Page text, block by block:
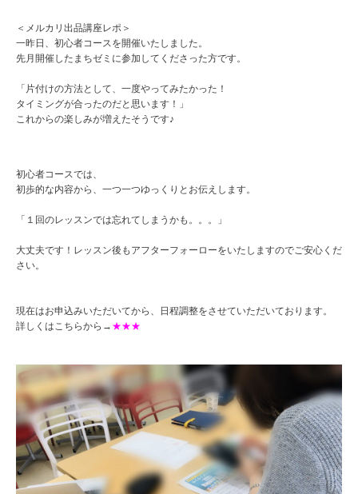
＜メルカリ出品講座レポ＞
一昨日、初心者コースを開催いたしました。
先月開催したまちゼミに参加してくださった方です。
「片付けの方法として、一度やってみたかった！
タイミングが合ったのだと思います！」
これからの楽しみが増えたそうです♪
初心者コースでは、
初歩的な内容から、一つ一つゆっくりとお伝えします。
「１回のレッスンでは忘れてしまうかも。。。」
大丈夫です！レッスン後もアフターフォーローをいたしますのでご安心くだ
さい。
現在はお申込みいただいてから、日程調整をさせていただいております。
詳しくはこちらから→ ★★★